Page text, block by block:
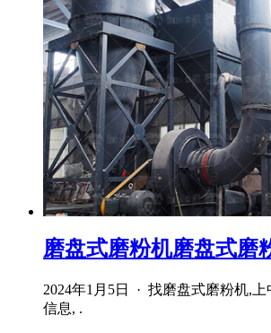
磨盘式磨粉机磨盘式磨
2024年1月5日 · 找磨盘式磨粉机,
信息, .